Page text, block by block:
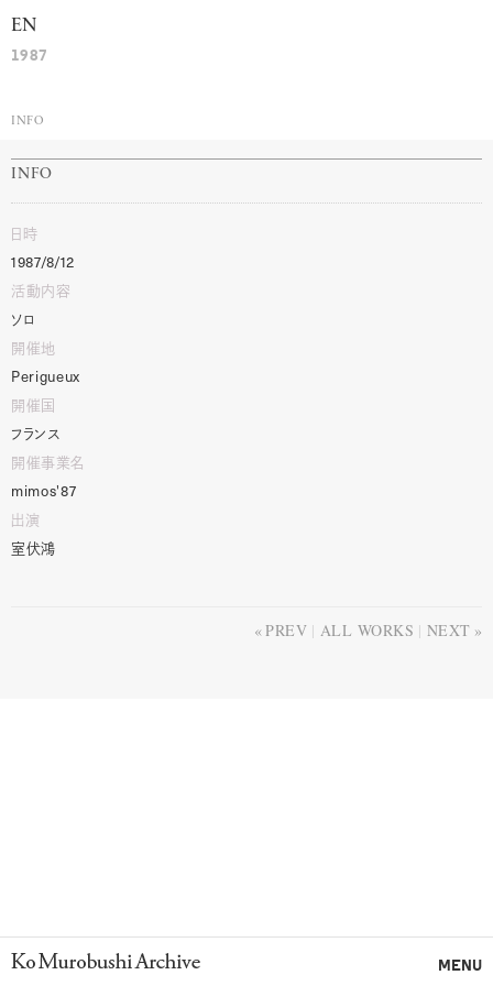
EN
1987
INFO
INFO
日時
1987/8/12
活動内容
ソロ
開催地
Perigueux
開催国
フランス
開催事業名
mimos'87
出演
室伏鴻
PREV ALL WORKS NEXT
MENU